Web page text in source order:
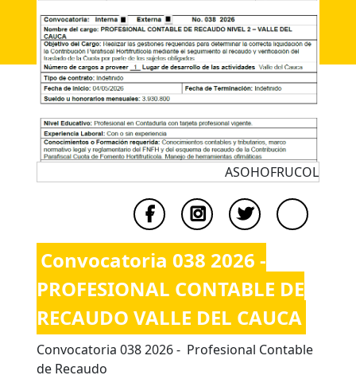
ASOHOFRUCOL
Convocatoria 038 2026 -
PROFESIONAL CONTABLE DE
RECAUDO VALLE DEL CAUCA
Convocatoria 038 2026 - Profesional Contable
de Recaudo